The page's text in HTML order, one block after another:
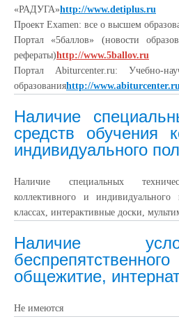
«РАДУГА»http://www.detiplus.ru
Проект Examen: все о высшем
Портал «5баллов» (новости
рефераты)http://www.5ballov.ru
Портал Abiturcenter.ru: Учебно-
образованияhttp://www.abiturcenter.ru
Наличие
средств обучения
индивидуального
Наличие специальных
коллективного и индивидуального
классах, интерактивные доски,
Наличие
общежитие,
Не имеются